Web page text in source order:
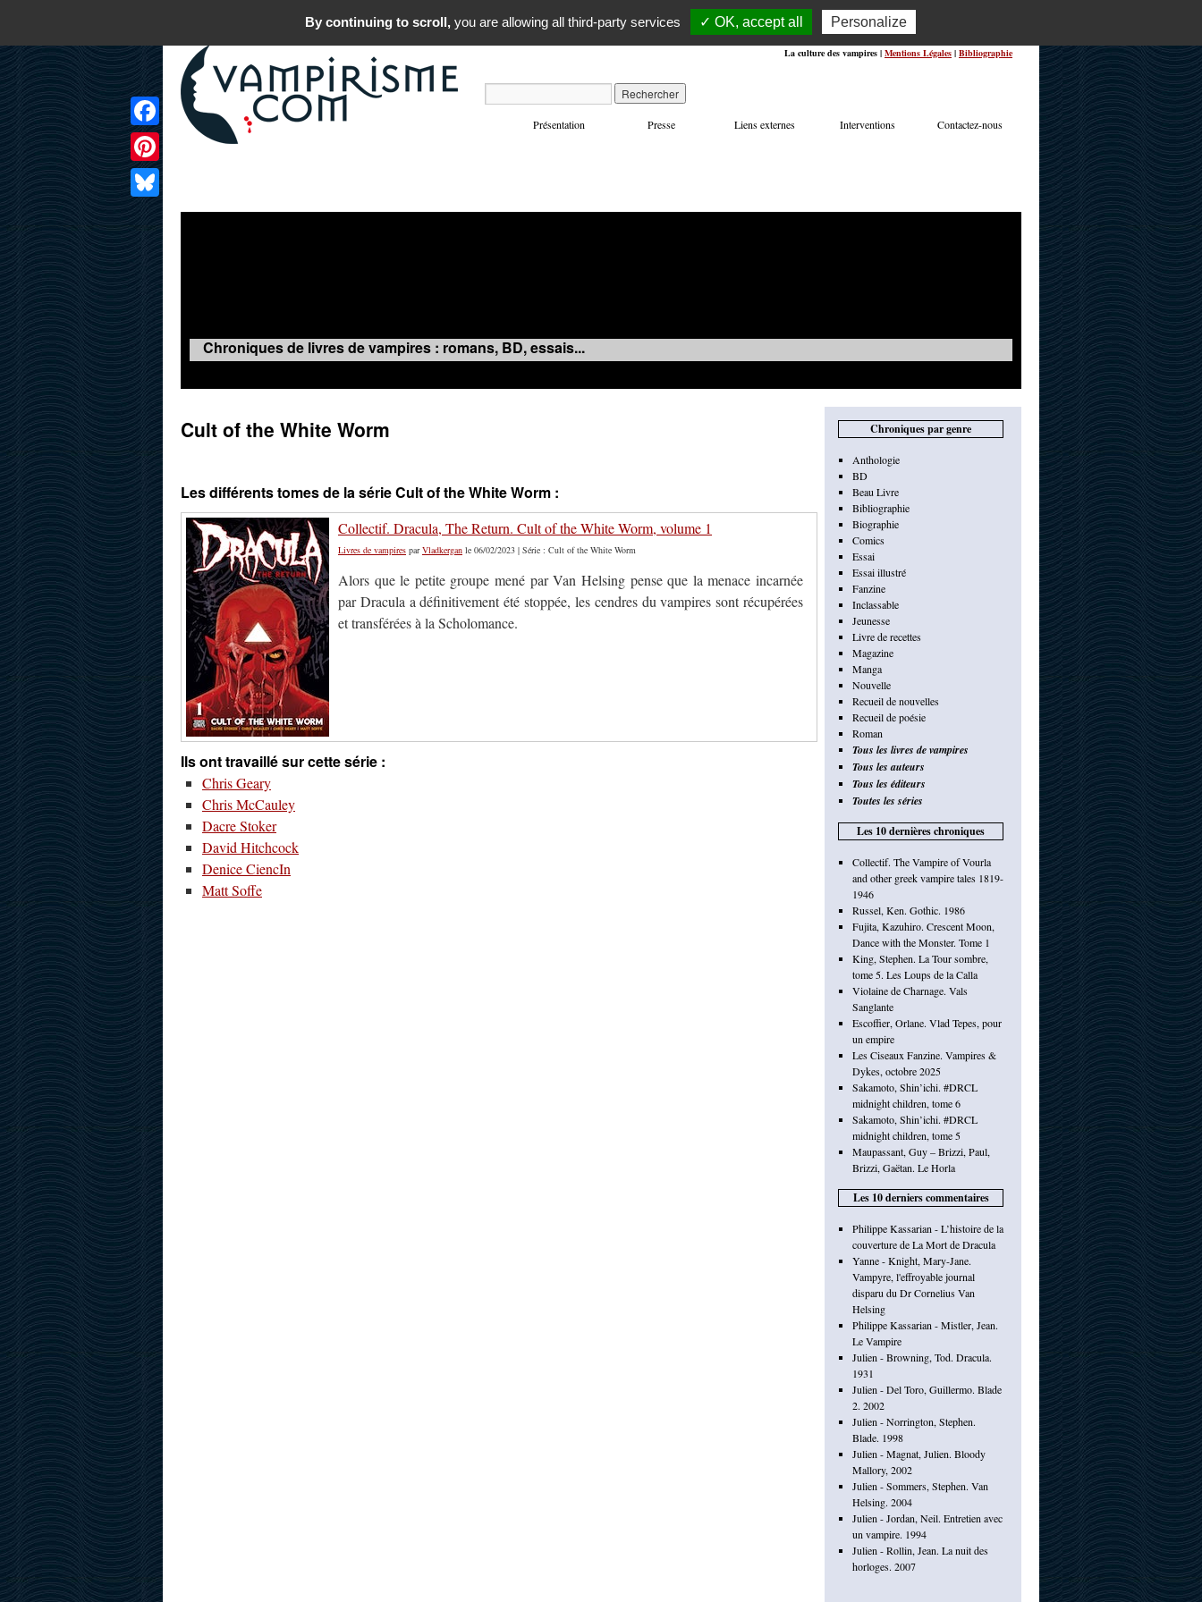
La culture des vampires | Mentions Légales | Bibliographie
Présentation Presse Liens externes Interventions Contactez-nous
Chroniques de livres de vampires : romans, BD, essais...
Cult of the White Worm
Les différents tomes de la série Cult of the White Worm :
Collectif. Dracula, The Return. Cult of the White Worm, volume 1
Livres de vampires parVladkergan le 06/02/2023 | Série : Cult of the White Worm
Alors que le petite groupe mené par Van Helsing pense que la menace incarnée
par Dracula a définitivement été stoppée, les cendres du vampires sont récupérées
et transférées à la Scholomance.
Ils ont travaillé sur cette série :
Chris Geary
Chris McCauley
Dacre Stoker
David Hitchcock
Denice CiencIn
Matt Soffe
Facebook
Pinterest
Bluesky
Chroniques par genre
Anthologie
BD
Beau Livre
Bibliographie
Biographie
Comics
Essai
Essai illustré
Fanzine
Inclassable
Jeunesse
Livre de recettes
Magazine
Manga
Nouvelle
Recueil de nouvelles
Recueil de poésie
Roman
Tous les livres de vampires
Tous les auteurs
Tous les éditeurs
Toutes les séries
Les 10 dernières chroniques
Collectif. The Vampire of Vourla
and other greek vampire tales 1819-
1946
Russel, Ken. Gothic. 1986
Fujita, Kazuhiro. Crescent Moon,
Dance with the Monster. Tome 1
King, Stephen. La Tour sombre,
tome 5. Les Loups de la Calla
Violaine de Charnage. Vals
Sanglante
Escoffier, Orlane. Vlad Tepes, pour
un empire
Les Ciseaux Fanzine. Vampires &
Dykes, octobre 2025
Sakamoto, Shin’ichi. #DRCL
midnight children, tome 6
Sakamoto, Shin’ichi. #DRCL
midnight children, tome 5
Maupassant, Guy – Brizzi, Paul,
Brizzi, Gaëtan. Le Horla
Les 10 derniers commentaires
Philippe Kassarian - L’histoire de la
couverture de La Mort de Dracula
Yanne - Knight, Mary-Jane.
Vampyre, l'effroyable journal
disparu du Dr Cornelius Van
Helsing
Philippe Kassarian - Mistler, Jean.
Le Vampire
Julien - Browning, Tod. Dracula.
1931
Julien - Del Toro, Guillermo. Blade
2. 2002
Julien - Norrington, Stephen.
Blade. 1998
Julien - Magnat, Julien. Bloody
Mallory, 2002
Julien - Sommers, Stephen. Van
Helsing. 2004
Julien - Jordan, Neil. Entretien avec
un vampire. 1994
Julien - Rollin, Jean. La nuit des
horloges. 2007
By continuing to scroll,you are allowing all third-party services ✓ OK, accept all Personalize